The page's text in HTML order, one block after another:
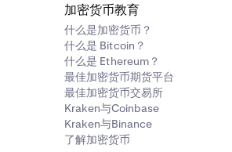
加密货币教育
什么是加密货币？
什么是 Bitcoin？
什么是 Ethereum？
最佳加密货币期货平台
最佳加密货币交易所
Kraken与Coinbase
Kraken与Binance
了解加密货币